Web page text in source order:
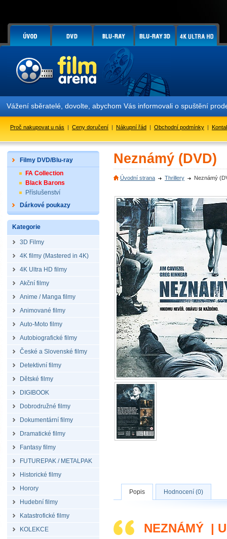
Vážení sběratelé, dovolte, abychom Vás informovali o spuštění
Proč nakupovat u nás | Ceny doručení | Nákupní řád | Obchodní podmínky |
Filmy DVD/Blu-ray
FA Collection
Black Barons
Příslušenství
Dárkové poukazy
Kategorie
3D Filmy
4K filmy (Mastered in 4K)
4K Ultra HD filmy
Akční filmy
Anime / Manga filmy
Animované filmy
Auto-Moto filmy
Autobiografické filmy
České a Slovenské filmy
Detektivní filmy
Dětské filmy
DIGIBOOK
Dobrodružné filmy
Dokumentární filmy
Dramatické filmy
Fantasy filmy
FUTUREPAK / METALPAK
Historické filmy
Horory
Hudební filmy
Katastrofické filmy
KOLEKCE
Neznámý (DVD)
Úvodní strana Thrillery Neznámý
Popis Hodnocení (0)
NEZNÁMÝ |